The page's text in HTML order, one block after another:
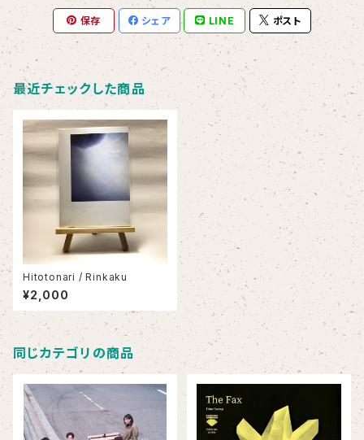
保存 シェア LINE ポスト
最近チェックした商品
Hitotonari / Rinkaku
¥2,000
同じカテゴリの商品